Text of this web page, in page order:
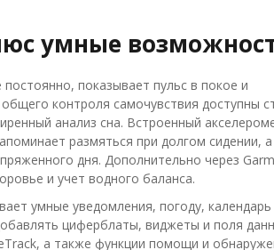
умные
показывает пульс в покое и
контроля самочувствия доступны
анализ сна. Встроенный
размяться при долгом сидении, а
дня. Дополнительно через
и учет водного баланса.
умные уведомления, погоду, календарь
циферблаты, виджеты и поля
а также функции помощи и